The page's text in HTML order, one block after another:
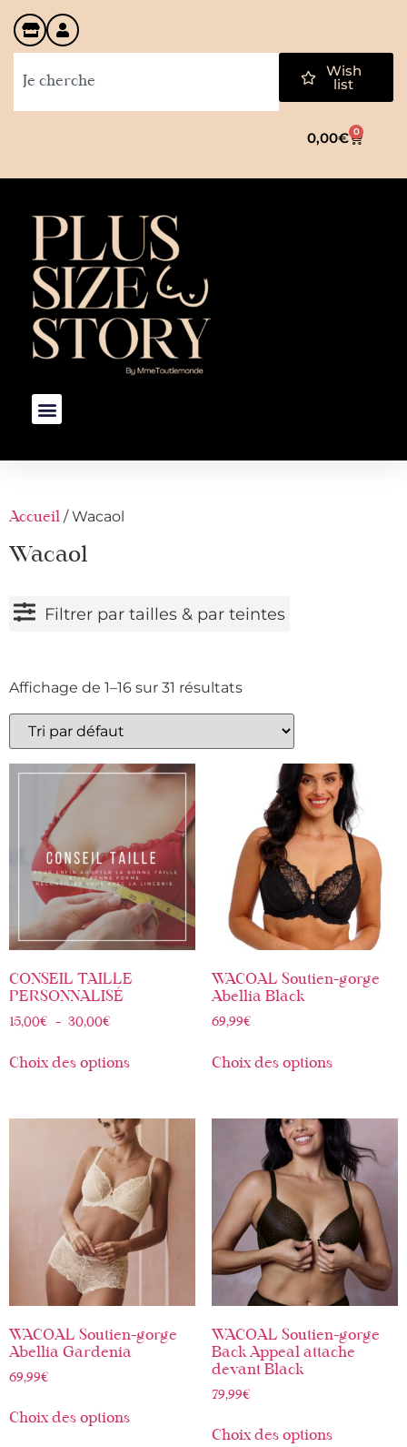
Wish
list
0,00€ 0
Accueil / Wacaol
Wacaol
Filtrer par tailles & par teintes
Affichage de 1–16 sur 31 résultats
CONSEIL TAILLE
PERSONNALISÉ
15,00€ – 30,00€
Choix des options
WACOAL Soutien-gorge
Abellia Black
69,99€
Choix des options
WACOAL Soutien-gorge
Abellia Gardenia
69,99€
Choix des options
WACOAL Soutien-gorge
Back Appeal attache
devant Black
79,99€
Choix des options